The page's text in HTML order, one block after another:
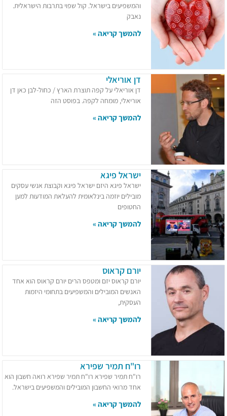
והמשפיעים בישראל. קול שפוי בתרבות הישראלית.
נאבק
להמשך קריאה »
דן אוריאלי
דן אוריאלי על קפה תוצרת הארץ / כחול-לבן כאן דן
אוריאלי, מומחה לקפה. בפוסט הזה
להמשך קריאה »
ישראל פיגא
ישראל פיגא היזם ישראל פיגא וקבוצת אנשי עסקים
מובילים יוזמה בינלאומית להעלאת המודעות למען
החטופים
להמשך קריאה »
יורם קראוס
יורם קראוס יזם ומטפס הרים יורם קראוס הוא אחד
האנשים המובילים והמשפיעים בתחומי היזמות
העסקית,
להמשך קריאה »
רו"ח תמיר שפירא
רו"ח תמיר שפירא רו"ח תמיר שפירא רואה חשבון הוא
אחד מרואי החשבון המובילים והמשפיעים בישראל.
להמשך קריאה »